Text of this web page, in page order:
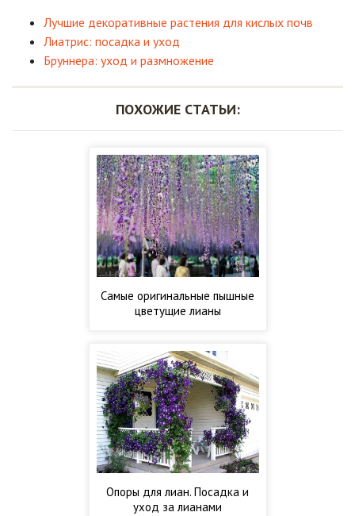
Лучшие декоративные растения для кислых почв
Лиатрис: посадка и уход
Бруннера: уход и размножение
ПОХОЖИЕ СТАТЬИ:
Самые оригинальные пышные
цветущие лианы
Опоры для лиан. Посадка и
уход за лианами